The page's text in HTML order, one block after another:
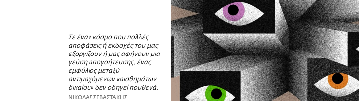
Σε έναν κόσμο που πολλές
αποφάσεις ή εκδοχές του μας
εξοργίζουν ή μας αφήνουν μια
γεύση απογοήτευσης, ένας
εμφύλιος μεταξύ
αντιμαχόμενων «αισθημάτων
δικαίου» δεν οδηγεί πουθενά.
ΝΙΚΟΛΑΣ ΣΕΒΑΣΤΑΚΗΣ